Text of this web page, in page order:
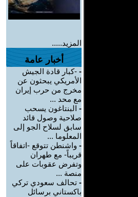
المزيد.....
أخبار عامة
- -كبار قادة الجيش
الأمريكي يبحثون عن
مخرج من حرب إيران
مع محد ...
- البنتاغون يسحب
صلاحية وصول قائد
سابق لسلاح الجو إلى
المعلوما ...
- واشنطن تتوقع -اتفاقاً
قريباً- مع طهران
وتفرض عقوبات على
منصة ...
- تحالف سعودي تركي
باكستاني برسائل